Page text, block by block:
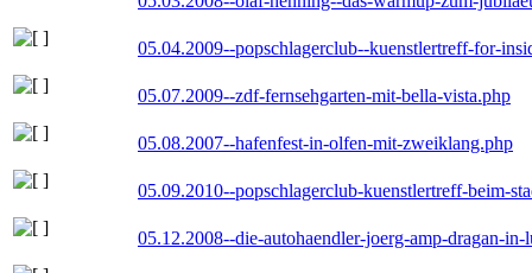
05.04.2009--popschlagerclub--kuenstlertreff-for-
05.07.2009--zdf-fernsehgarten-mit-bella-vista.php
05.08.2007--hafenfest-in-olfen-mit-zweiklang.php
05.09.2010--popschlagerclub-kuenstlertreff-beim-
05.12.2008--die-autohaendler-joerg-amp-dragan-in-